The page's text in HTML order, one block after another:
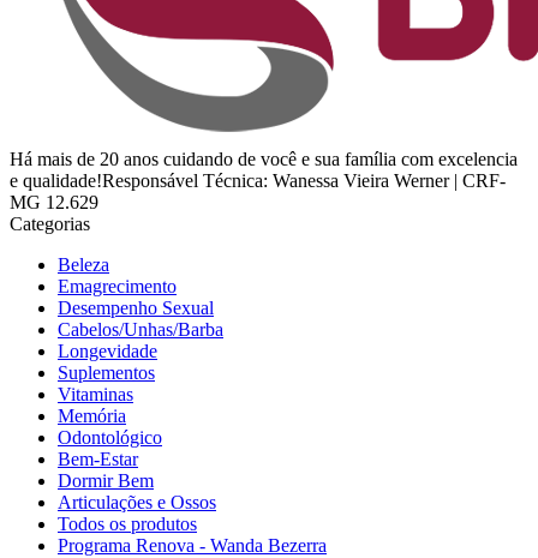
Há mais de 20 anos cuidando de você e sua família com excelencia
e qualidade!Responsável Técnica: Wanessa Vieira Werner | CRF-
MG 12.629
Categorias
Beleza
Emagrecimento
Desempenho Sexual
Cabelos/Unhas/Barba
Longevidade
Suplementos
Vitaminas
Memória
Odontológico
Bem-Estar
Dormir Bem
Articulações e Ossos
Todos os produtos
Programa Renova - Wanda Bezerra